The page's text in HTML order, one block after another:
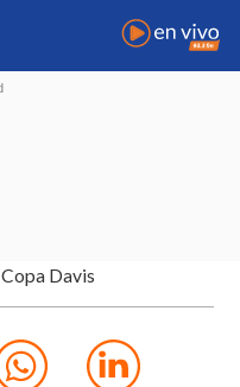
Copa Davis